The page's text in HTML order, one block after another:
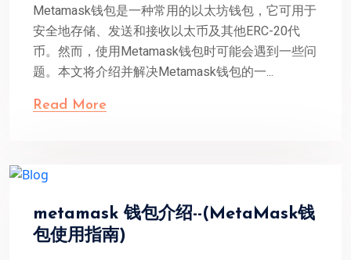
Metamask钱包是一种常用的以太坊钱包，它可用于
安全地存储、发送和接收以太币及其他ERC-20代
币。然而，使用Metamask钱包时可能会遇到一些问
题。本文将介绍并解决Metamask钱包的一...
Read More
metamask 钱包介绍--(MetaMask钱
包使用指南)